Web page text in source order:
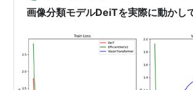
FACE: A Face Detecti…
画像分類モデルDeiTを実際に動かし